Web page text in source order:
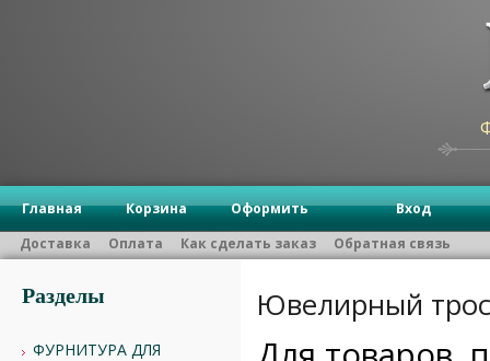
Главная Корзина Оформить
Вход
Доставка
Оплата Как сделать заказ Обратная связь
Разделы
ФУРНИТУРА ДЛЯ
Ювелирный